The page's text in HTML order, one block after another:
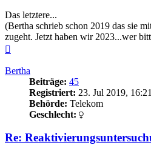
Das letztere...
(Bertha schrieb schon 2019 das sie
zugeht. Jetzt haben wir 2023...wer
Bertha
Beiträge: 45
Registriert: 23. Jul 2019, 16:21
Behörde: Telekom
Geschlecht:
Re: